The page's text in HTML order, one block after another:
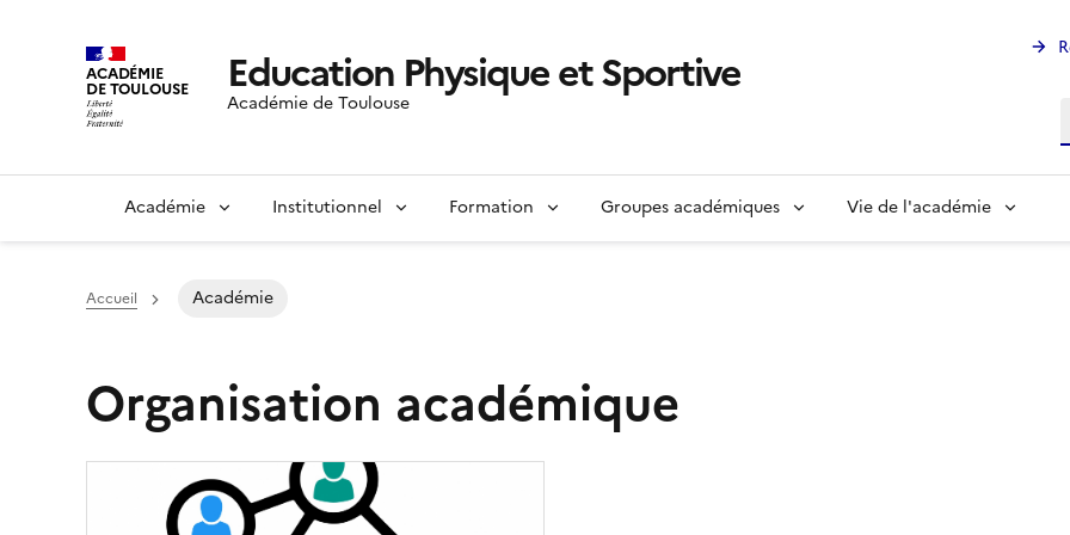
ACADÉMIE
DE TOULOUSE Education Physique et Sportive
Académie de Toulouse
Académie Institutionnel Formation Groupes académiques Vie de l'académie
Accueil Académie
Organisation académique